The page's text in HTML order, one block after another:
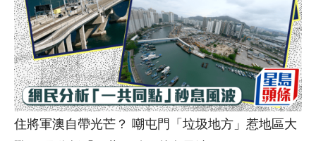
住將軍澳自帶光芒？ 嘲屯門「垃圾地方」惹地區大